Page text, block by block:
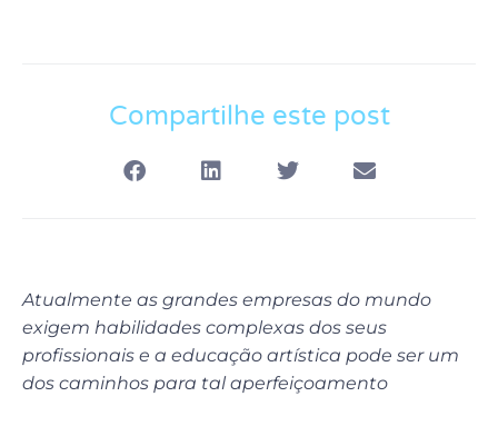
Compartilhe este post
Atualmente as grandes empresas do mundo
exigem habilidades complexas dos seus
profissionais e a educação artística pode ser um
dos caminhos para tal aperfeiçoamento